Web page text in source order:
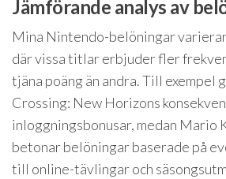
Jämförande analys av
Mina Nintendo-belöningar
där vissa titlar erbjuder fler
tjäna poäng än andra. Till exempel
Crossing: New Horizons
inloggningsbonusar, medan Mario
betonar belöningar baserade på
till online-tävlingar och